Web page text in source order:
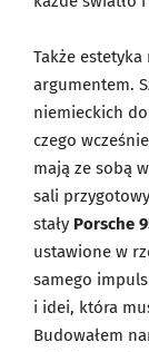
Także
argumentem.
niemieckich
czego
mają ze sobą
sali
stały Porsche
ustawione w
samego
i idei, która
Budowałem